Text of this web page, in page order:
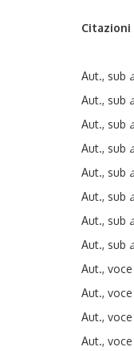
Aut., sub
Aut., sub
Aut., sub
Aut., sub
Aut., sub
Aut., sub
Aut., sub
Aut., sub
Aut., voce
Aut., voce
Aut., voce
Aut., voce